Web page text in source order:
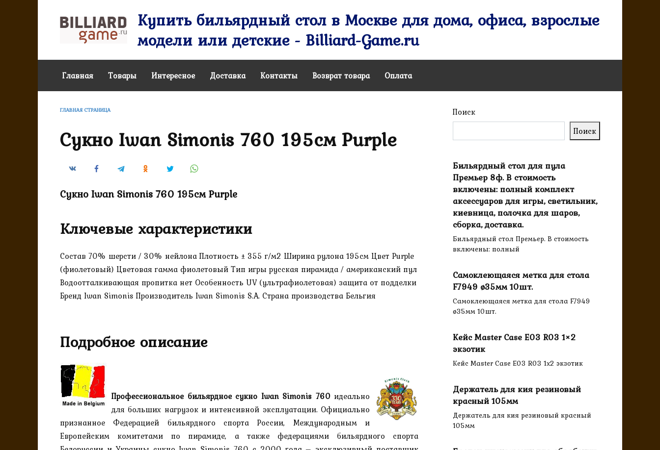
Купить бильярдный стол в Москве для дома, офиса, взрослые
модели или детские - Billiard-Game.ru
Главная Товары Интересное Доставка Контакты Возврат товара Оплата
ГЛАВНАЯ СТРАНИЦА
Сукно Iwan Simonis 760 195см Purple
Сукно Iwan Simonis 760 195см Purple
Ключевые характеристики
Состав 70% шерсти / 30% нейлона Плотность ± 355 г/м2 Ширина рулона 195см Цвет Purple
(фиолетовый) Цветовая гамма фиолетовый Тип игры русская пирамида / американский пул
Водоотталкивающая пропитка нет Особенность UV (ультрафиолетовая) защита от подделки
Бренд Iwan Simonis Производитель Iwan Simonis S.A. Страна производства Бельгия
Подробное описание
Профессиональное бильярдное сукно Iwan Simonis 760идеально
для больших нагрузок и интенсивной эксплуатации. Официально
признанное Федерацией бильярдного спорта России, Международным и
Европейским комитетами по пирамиде, а также федерациями бильярдного спорта
Поиск
Поиск
Бильярдный стол для пула
Премьер 8ф. В стоимость
включены: полный комплект
аксессуаров для игры, светильник,
киевница, полочка для шаров,
сборка, доставка.
Бильярдный стол Премьер. В стоимость
включены: полный
Самоклеющаяся метка для стола
F7949 ø35мм 10шт.
Самоклеющаяся метка для стола F7949
ø35мм 10шт.
Кейс Master Case E03 R03 1×2
экзотик
Кейс Master Case E03 R03 1x2 экзотик
Держатель для кия резиновый
красный 105мм
Держатель для кия резиновый красный
105мм